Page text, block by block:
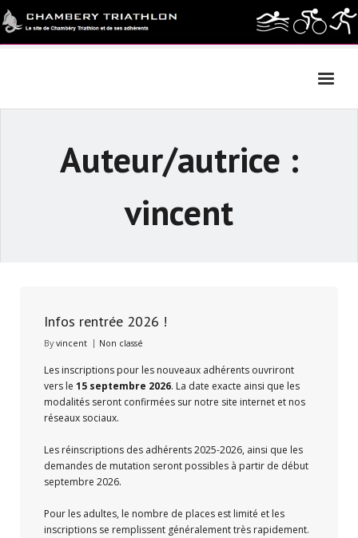
Skip
to
Auteur/autrice :
vincent
Infos rentrée 2026 !
Byvincent Non classé
Les inscriptions pour les nouveaux adhérents ouvriront
vers le 15 septembre 2026. La date exacte ainsi que les
modalités seront confirmées sur notre site internet et nos
réseaux sociaux.
Les réinscriptions des adhérents 2025-2026, ainsi que les
demandes de mutation seront possibles à partir de début
septembre 2026.
Pour les adultes, le nombre de places est limité et les
inscriptions se remplissent généralement très rapidement.